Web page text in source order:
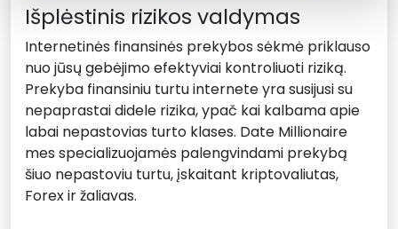
Išplėstinis rizikos valdymas
Internetinės finansinės prekybos sėkmė priklauso
nuo jūsų gebėjimo efektyviai kontroliuoti riziką.
Prekyba finansiniu turtu internete yra susijusi su
nepaprastai didele rizika, ypač kai kalbama apie
labai nepastovias turto klases. Date Millionaire
mes specializuojamės palengvindami prekybą
šiuo nepastoviu turtu, įskaitant kriptovaliutas,
Forex ir žaliavas.